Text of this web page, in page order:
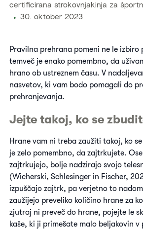
certificirana strokovnjakinja za
30. oktober 2023
Pravilna prehrana pomeni ne le izbiro
temveč je enako pomembno, da
hrano ob ustreznem času. V
nasvetov, ki vam bodo pomagali do
prehranjevanja.
Jejte takoj, ko se
Hrane vam ni treba zaužiti takoj, ko
je zelo pomembno, da zajtrkujete.
zajtrkujejo, bolje nadzirajo svojo
(Wicherski, Schlesinger in Fischer,
izpuščajo zajtrk, pa verjetno to
zaužijejo preveliko količino hrane za
zjutraj ni preveč do hrane, pojejte le
kaše, ki ji primešate malo beljakovin